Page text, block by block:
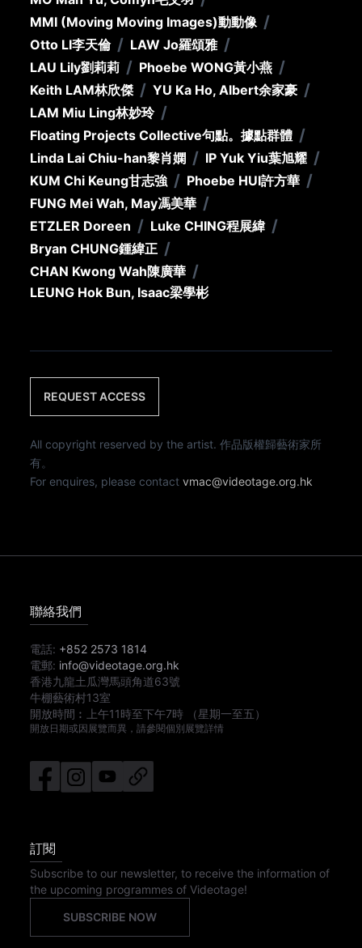
MMI (Moving Moving Images)動動像 /
Otto LI李天倫 / LAW Jo羅頌雅 /
LAU Lily劉莉莉 / Phoebe WONG黃小燕 /
Keith LAM林欣傑 / YU Ka Ho, Albert余家豪 /
LAM Miu Ling林妙玲 /
Floating Projects Collective句點。據點群體 /
Linda Lai Chiu-han黎肖嫻 / IP Yuk Yiu葉旭耀 /
KUM Chi Keung甘志強 / Phoebe HUI許方華 /
FUNG Mei Wah, May馮美華 /
ETZLER Doreen / Luke CHING程展緯 /
Bryan CHUNG鍾緯正 /
CHAN Kwong Wah陳廣華 /
LEUNG Hok Bun, Isaac梁學彬
REQUEST ACCESS
All copyright reserved by the artist. 作品版權歸藝術家所
有。
For enquires, please contactvmac@videotage.org.hk
聯絡我們
電話: +852 2573 1814
電郵: info@videotage.org.hk
香港九龍土瓜灣馬頭角道63號
牛棚藝術村13室
開放時間︰
上午11時至下午7時 （星期一至五）
開放日期或因展覽而異，請參閱個別展覽詳情
訂閱
Subscribe to our newsletter, to receive the information of
the upcoming programmes of Videotage!
SUBSCRIBE NOW